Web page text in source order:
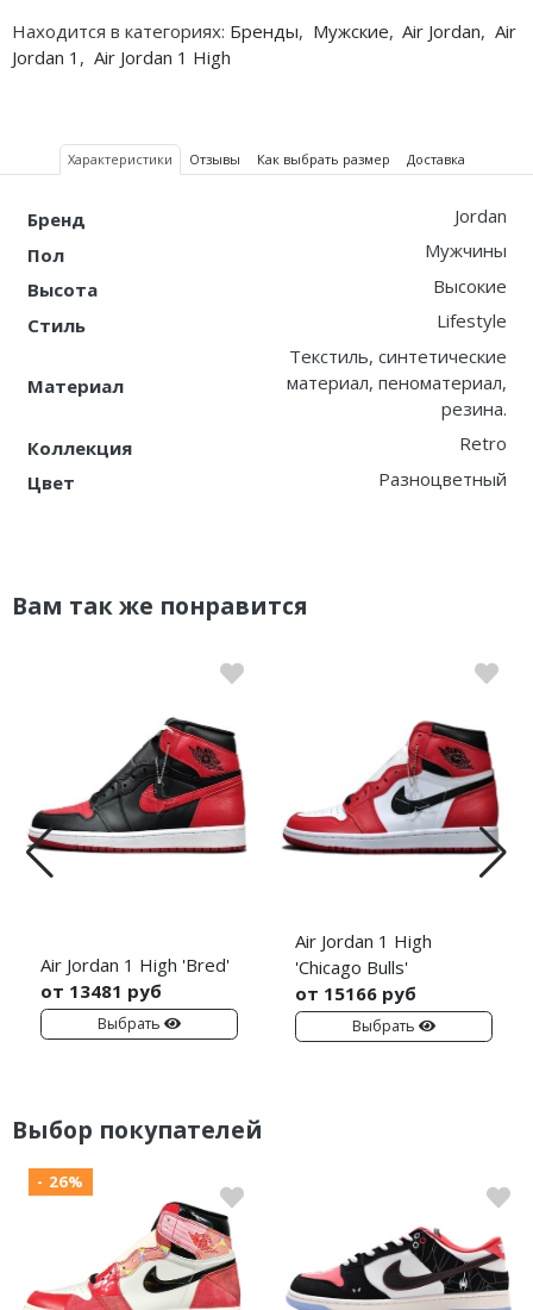
Находится в категориях: Бренды, Мужские, Air Jordan, Air
Jordan 1 , Air Jordan 1 High
Характеристики Отзывы Как выбрать размер Доставка
Бренд
Jordan
Пол
Мужчины
Высота
Высокие
Стиль
Lifestyle
Материал
Текстиль, синтетические
материал, пеноматериал,
резина.
Коллекция
Retro
Цвет
Разноцветный
Вам так же понравится
Air Jordan 1 High 'Bred'
от 13481 руб
Выбрать
Air Jordan 1 High
'Chicago Bulls'
от 15166 руб
Выбрать
Выбор покупателей
- 26%